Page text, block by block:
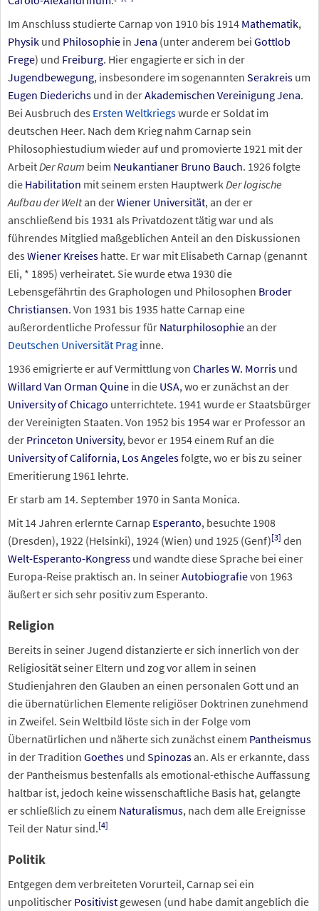
Im Anschluss studierte Carnap von 1910 bis 1914 Mathematik,
Physik und Philosophie in Jena (unter anderem bei Gottlob
Frege) und Freiburg. Hier engagierte er sich in der
Jugendbewegung, insbesondere im sogenannten Serakreis um
Eugen Diederichs und in derAkademischen Vereinigung Jena.
Bei Ausbruch des Ersten Weltkriegswurde er Soldat im
deutschen Heer. Nach dem Krieg nahm Carnap sein
Philosophiestudium wieder auf und promovierte 1921 mit der
ArbeitDer Raum beim Neukantianer Bruno Bauch. 1926 folgte
die Habilitation mit seinem ersten Hauptwerk Der logische
Aufbau der Weltan derWiener Universität, an der er
anschließend bis 1931 als Privatdozent tätig war und als
führendes Mitglied maßgeblichen Anteil an den Diskussionen
des Wiener Kreises hatte. Er war mit Elisabeth Carnap (genannt
Eli, * 1895) verheiratet. Sie wurde etwa 1930 die
Lebensgefährtin des Graphologen und Philosophen Broder
Christiansen. Von 1931 bis 1935 hatte Carnap eine
außerordentliche Professur für Naturphilosophie an der
Deutschen Universität Prag inne.
1936 emigrierte er auf Vermittlung von Charles W. Morris und
Willard Van Orman Quine in die USA, wo er zunächst an der
University of Chicago unterrichtete. 1941 wurde er Staatsbürger
der Vereinigten Staaten. Von 1952 bis 1954 war er Professor an
der Princeton University, bevor er 1954 einem Ruf an die
University of California, Los Angelesfolgte, wo er bis zu seiner
Emeritierung 1961 lehrte.
Er starb am 14. September 1970 in Santa Monica.
Mit 14 Jahren erlernte Carnap Esperanto, besuchte 1908
(Dresden), 1922 (Helsinki), 1924 (Wien) und 1925 (Genf)[3] den
Welt-Esperanto-Kongress und wandte diese Sprache bei einer
Europa-Reise praktisch an. In seinerAutobiografievon 1963
äußert er sich sehr positiv zum Esperanto.
Religion
Bereits in seiner Jugend distanzierte er sich innerlich von der
Religiosität seiner Eltern und zog vor allem in seinen
Studienjahren den Glauben an einen personalen Gott und an
die übernatürlichen Elemente religiöser Doktrinen zunehmend
in Zweifel. Sein Weltbild löste sich in der Folge vom
Übernatürlichen und näherte sich zunächst einem Pantheismus
in der Tradition Goethes und Spinozas an. Als er erkannte, dass
der Pantheismus bestenfalls als emotional-ethische Auffassung
haltbar ist, jedoch keine wissenschaftliche Basis hat, gelangte
er schließlich zu einem Naturalismus, nach dem alle Ereignisse
Teil der Natur sind.[4]
Politik
Entgegen dem verbreiteten Vorurteil, Carnap sei ein
unpolitischer Positivist gewesen (und habe damit angeblich die